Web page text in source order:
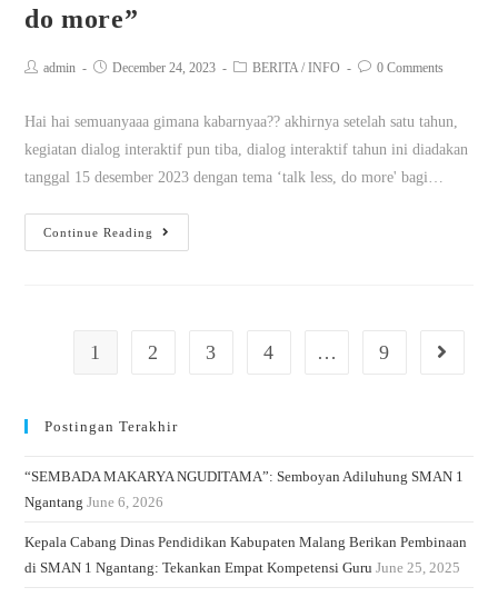
do more”
admin December 24, 2023 BERITA / INFO 0 Comments
Hai hai semuanyaaa gimana kabarnyaa?? akhirnya setelah satu tahun,
kegiatan dialog interaktif pun tiba, dialog interaktif tahun ini diadakan
tanggal 15 desember 2023 dengan tema ‘talk less, do more' bagi…
Continue Reading
1 2 3 4 … 9
Postingan Terakhir
“SEMBADA MAKARYA NGUDITAMA”: Semboyan Adiluhung SMAN 1
Ngantang June 6, 2026
Kepala Cabang Dinas Pendidikan Kabupaten Malang Berikan Pembinaan
di SMAN 1 Ngantang: Tekankan Empat Kompetensi Guru June 25, 2025